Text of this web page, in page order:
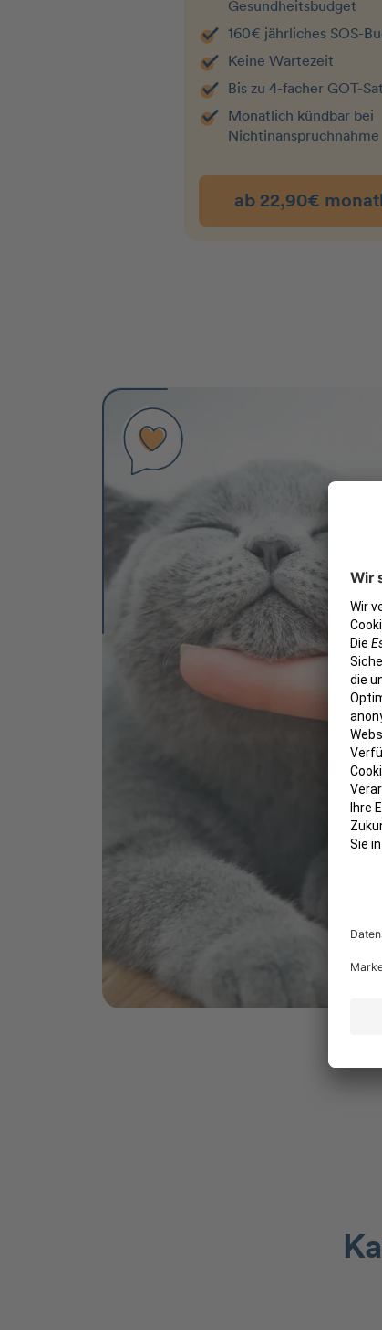
Gesundheitsbudget
160€ jährliches SOS-
Keine Wartezeit
Bis zu 4-facher GOT-
Monatlich kündbar bei
Nichtin­an­spruchnahme
ab 22,90€